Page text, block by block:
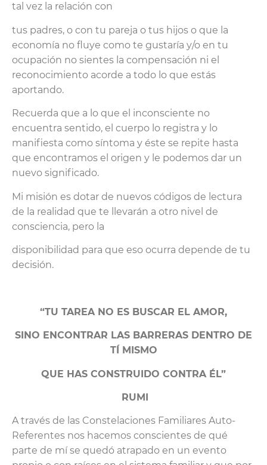
tal vez la relación con
tus padres, o con tu pareja o tus hijos o que la
economía no fluye como te gustaría y/o en tu
ocupación no sientes la compensación ni el
reconocimiento acorde a todo lo que estás
aportando.
Recuerda que a lo que el inconsciente no
encuentra sentido, el cuerpo lo registra y lo
manifiesta como síntoma y éste se repite hasta
que encontramos el origen y le podemos dar un
nuevo significado.
Mi misión es dotar de nuevos códigos de lectura
de la realidad que te llevarán a otro nivel de
consciencia, pero la
disponibilidad para que eso ocurra depende de tu
decisión.
“TU TAREA NO ES BUSCAR EL AMOR,
SINO ENCONTRAR LAS BARRERAS DENTRO DE
TÍ MISMO
QUE HAS CONSTRUIDO CONTRA ÉL”
RUMI
A través de las Constelaciones Familiares Auto-
Referentes nos hacemos conscientes de qué
parte de mí se quedó atrapado en un evento